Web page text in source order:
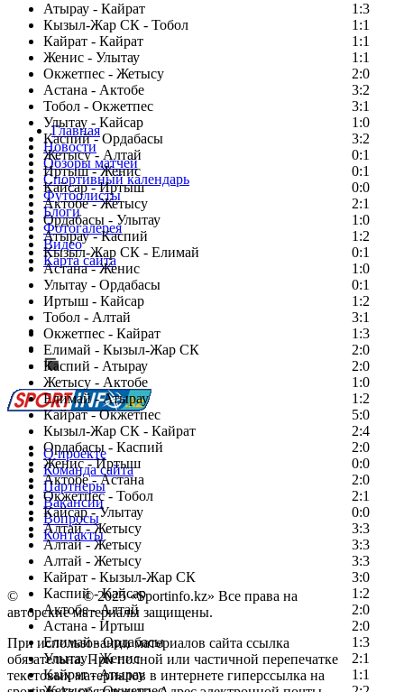
Атырау - Кайрат
1:3
Кызыл-Жар СК - Тобол
1:1
Кайрат - Кайрат
1:1
Женис - Улытау
1:1
Окжетпес - Жетысу
2:0
Астана - Актобе
3:2
Тобол - Окжетпес
3:1
Улытау - Кайсар
1:0
Каспий - Ордабасы
3:2
Жетысу - Алтай
0:1
Иртыш - Женис
0:1
Кайсар - Иртыш
0:0
Актобе - Жетысу
2:1
Ордабасы - Улытау
1:0
Атырау - Каспий
1:2
Кызыл-Жар СК - Елимай
0:1
Астана - Женис
1:0
Улытау - Ордабасы
0:1
Иртыш - Кайсар
1:2
Тобол - Алтай
3:1
Окжетпес - Кайрат
1:3
Елимай - Кызыл-Жар СК
2:0
Каспий - Атырау
2:0
Жетысу - Актобе
1:0
Елимай - Атырау
1:2
Кайрат - Окжетпес
5:0
Кызыл-Жар СК - Кайрат
2:4
Ордабасы - Каспий
2:0
Женис - Иртыш
0:0
Актобе - Астана
2:0
Окжетпес - Тобол
2:1
Кайсар - Улытау
0:0
Алтай - Жетысу
3:3
Алтай - Жетысу
3:3
Алтай - Жетысу
3:3
Кайрат - Кызыл-Жар СК
3:0
Каспий - Кайсар
1:2
Актобе - Алтай
2:0
Астана - Иртыш
2:0
Елимай - Ордабасы
1:3
Улытау - Женис
2:1
Кайрат - Атырау
1:1
Главная
Новости
Обзоры матчей
Спортивный календарь
Футболисты
Блоги
Фотогалерея
Видео
Карта сайта
Есть идея?
Сообщить о мероприятии
Перейти на старый сайт
О проекте
Команда сайта
Партнеры
Вакансии
Вопросы
Контакты
© Copyright© 2025 «Sportinfo.kz» Все права на
авторские материалы защищены.
При использовании материалов сайта ссылка
обязательна. При полной или частичной перепечатке
текстовых материалов в интернете гиперссылка на